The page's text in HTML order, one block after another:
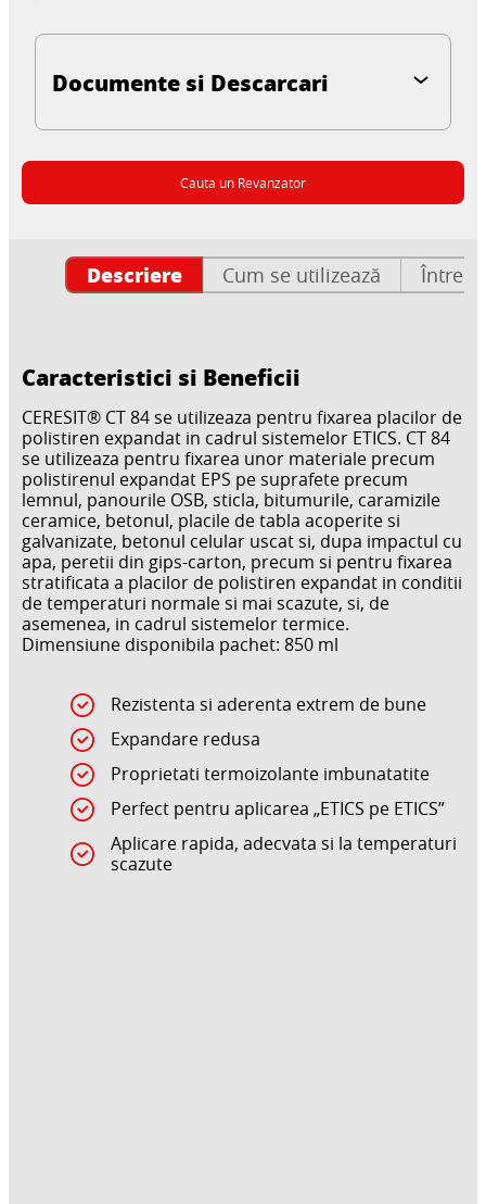
Documente si Descarcari
Cauta un Revanzator
Descriere Cum se utilizează
Caracteristici si Beneficii
CERESIT® CT 84 se utilizeaza pentru fixarea placilor de
polistiren expandat in cadrul sistemelor ETICS. CT 84
se utilizeaza pentru fixarea unor materiale precum
polistirenul expandat EPS pe suprafete precum
lemnul, panourile OSB, sticla, bitumurile, caramizile
ceramice, betonul, placile de tabla acoperite si
galvanizate, betonul celular uscat si, dupa impactul cu
apa, peretii din gips-carton, precum si pentru fixarea
stratificata a placilor de polistiren expandat in conditii
de temperaturi normale si mai scazute, si, de
asemenea, in cadrul sistemelor termice.
Dimensiune disponibila pachet: 850 ml
Rezistenta si aderenta extrem de bune
Expandare redusa
Proprietati termoizolante imbunatatite
Perfect pentru aplicarea „ETICS pe ETICS”
Aplicare rapida, adecvata si la temperaturi
scazute